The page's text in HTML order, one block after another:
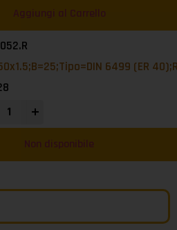
Aggiungi al Carrello
6499 (ER
Non disponibile